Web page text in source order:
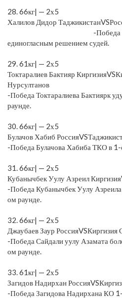
28. 66кг| — 2х5
Халилов Дидор
-Победа
единогласным решением судей.
29. 61кг| — 2х5
Токтаралиев Бактияр
Нурсултанов
-Победа Токтаралиева Бактиярк
раунде.
30. 66кг| — 2х5
Булачов Хабиб
-Победа Булачова Хабиба ТКО в
31. 66кг| — 2х5
Кубанычбек Уулу Азреил
-Победа Кубанычбек Уулу
ом раунде.
32. 66кг| — 2х5
Джаубаев Заур РоссияVSКиргизия
-Победа Сайдали уулу Азамата
ом раунде.
33. 61кг| — 2х5
Загидов Надирхан
-Победа Загидова Надирхана КО